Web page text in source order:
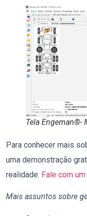
Tela Engeman®-
Para conhecer mais
uma demonstração
realidade. Fale com
Mais assuntos sobre